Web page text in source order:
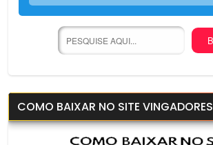
COMO BAIXAR NO SITE VINGADORES